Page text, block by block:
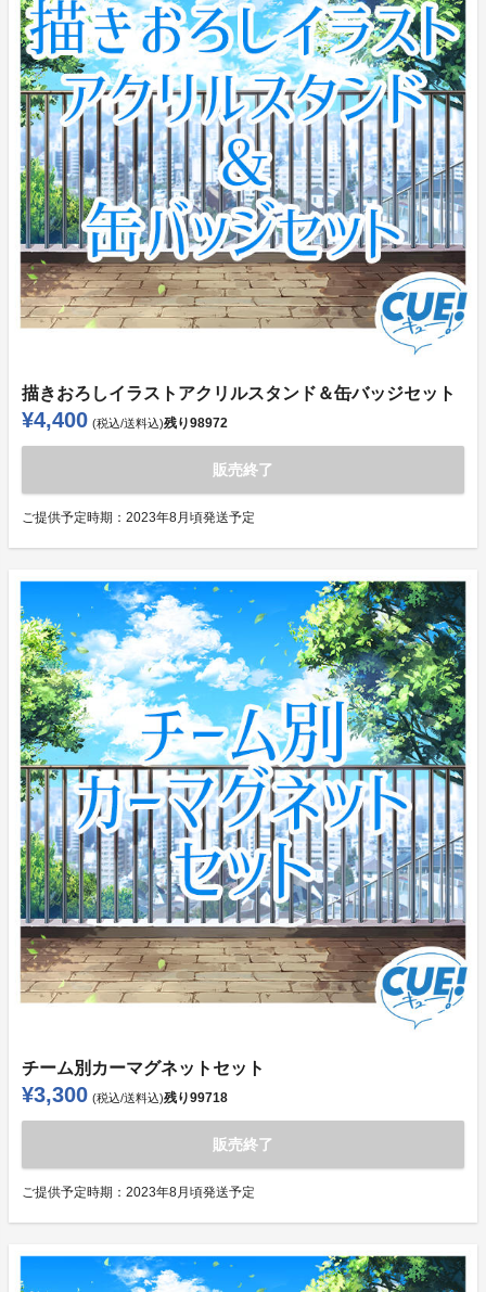
描きおろしイラストアクリルスタンド＆缶バッジセット
¥4,400 (税込/送料込)残り98972
販売終了
ご提供予定時期： 2023年8月頃発送予定
チーム別カーマグネットセット
¥3,300 (税込/送料込)残り99718
販売終了
ご提供予定時期： 2023年8月頃発送予定